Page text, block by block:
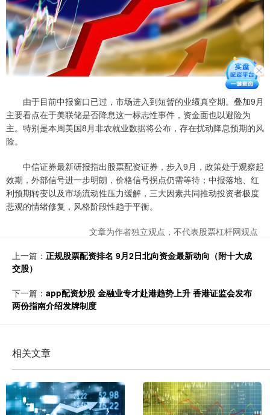
由于目前中报窗口已过，市场进入到短暂的业绩真空期。叠加9月
主要看点在于美联储是否降息这一标志性事件，资金面也以避险为
主。特别是本周美国8月非农就业数据将公布，存在扰动降息预期的风
险。
中信证券最新研报指出股票配资证券，步入9月，政策处于观察起
效期，外部信号进一步明朗，价格信号拐点仍需等待；中报落地、红
利预期转变以及市场流动性压力缓解，三大因素共同推动投资者极度
悲观的情绪修复，风格阶段性趋于平衡。
文章为作者独立观点，不代表股票杠杆网观点
上一篇： 正规股票配资排名 9月2日北向资金最新动向（附十大成
交股）
下一篇： app配资炒股 金融业专才赴港趋势上升 香港证监会发布
两份指南介绍发牌制度
相关文章